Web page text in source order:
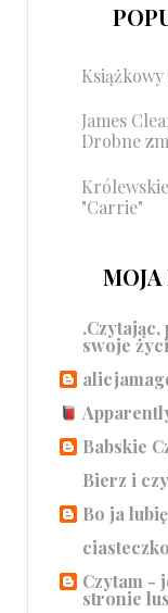
James
Drobne
"Carrie"
swoje
Babskie
Bierz i
Bo ja
Czytam -
stronie